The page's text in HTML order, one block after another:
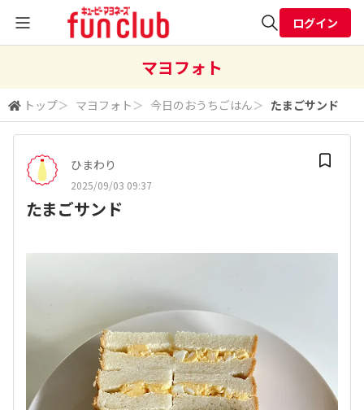
検索
ログイン
マヨフォト
トップ＞ マヨフォト ＞ 今日のおうちごはん＞ たまごサンド
ひまわり
2025/09/03 09:37
たまごサンド